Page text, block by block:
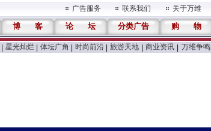
广告服务 联系我们 关于万维
博 客 论 坛 分类广告 购 物
星光灿烂 体坛广角 时尚前沿 旅游天地 商业资讯 万维争鸣